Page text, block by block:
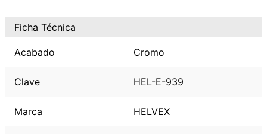
Ficha Técnica
Acabado Cromo
Clave HEL-E-939
Marca HELVEX